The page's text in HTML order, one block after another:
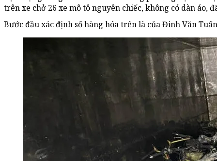
trên xe chở 26 xe mô tô nguyên chiếc, không có dàn áo,
Bước đầu xác định số hàng hóa trên là của Đinh Văn